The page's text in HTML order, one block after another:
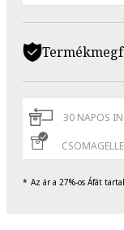
30 NAPOS
Az ár a 27%-os Áfát